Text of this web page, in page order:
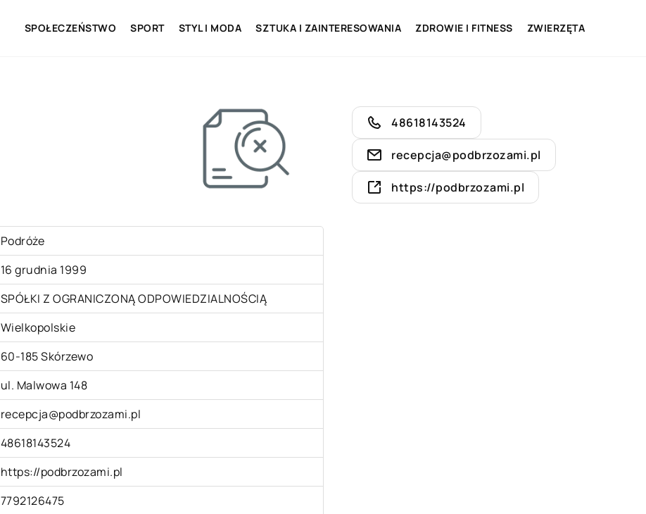
SPOŁECZEŃSTWO SPORT STYL I MODA SZTUKA I ZAINTERESOWANIA ZDROWIE I FITNESS ZWIERZĘTA
Podróże
16 grudnia 1999
SPÓŁKI Z OGRANICZONĄ ODPOWIEDZIALNOŚCIĄ
Wielkopolskie
60-185 Skórzewo
ul. Malwowa 148
recepcja@podbrzozami.pl
48618143524
https://podbrzozami.pl
7792126475
48618143524
recepcja@podbrzozami.pl
https://podbrzozami.pl